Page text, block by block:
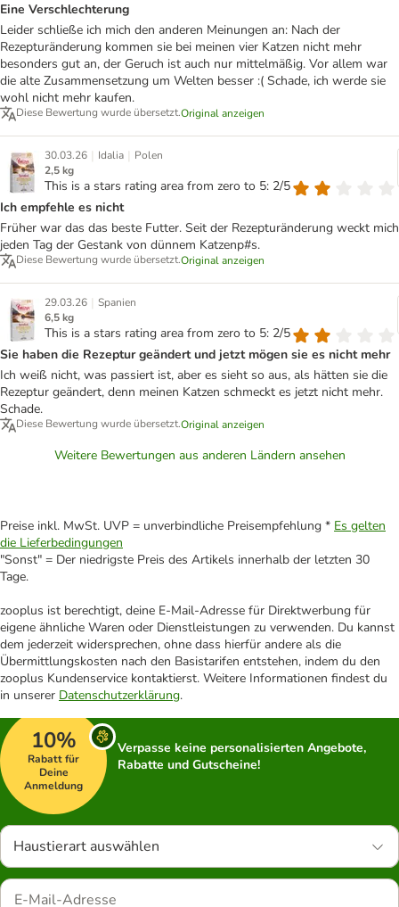
Eine Verschlechterung
Leider schließe ich mich den anderen Meinungen an: Nach der
Rezepturänderung kommen sie bei meinen vier Katzen nicht mehr
besonders gut an, der Geruch ist auch nur mittelmäßig. Vor allem war
die alte Zusammensetzung um Welten besser :( Schade, ich werde sie
wohl nicht mehr kaufen.
Diese Bewertung wurde übersetzt.Original anzeigen
30.03.26 | Idalia | Polen
2,5 kg
This is a stars rating area from zero to 5: 2/5
Ich empfehle es nicht
Früher war das das beste Futter. Seit der Rezepturänderung weckt mich
jeden Tag der Gestank von dünnem Katzenp#s.
Diese Bewertung wurde übersetzt.Original anzeigen
29.03.26 | Spanien
6,5 kg
This is a stars rating area from zero to 5: 2/5
Sie haben die Rezeptur geändert und jetzt mögen sie es nicht mehr
Ich weiß nicht, was passiert ist, aber es sieht so aus, als hätten sie die
Rezeptur geändert, denn meinen Katzen schmeckt es jetzt nicht mehr.
Schade.
Diese Bewertung wurde übersetzt.Original anzeigen
Weitere Bewertungen aus anderen Ländern ansehen
Preise inkl. MwSt. UVP = unverbindliche Preisempfehlung * Es gelten
die Lieferbedingungen
"Sonst" = Der niedrigste Preis des Artikels innerhalb der letzten 30
Tage.
zooplus ist berechtigt, deine E-Mail-Adresse für Direktwerbung für
eigene ähnliche Waren oder Dienstleistungen zu verwenden. Du kannst
dem jederzeit widersprechen, ohne dass hierfür andere als die
Übermittlungskosten nach den Basistarifen entstehen, indem du den
zooplus Kundenservice kontaktierst. Weitere Informationen findest du
in unserer Datenschutzerklärung.
10%
Rabatt für
Deine
Anmeldung
Verpasse keine personalisierten Angebote,
Rabatte und Gutscheine!
Haustierart auswählen